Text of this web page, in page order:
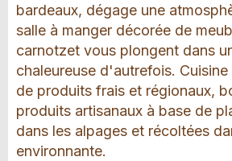
bardeaux, dégage une
salle à manger décorée de
carnotzet vous plongent dans
chaleureuse d'autrefois.
de produits frais et régionaux,
produits artisanaux à base de
dans les alpages et récoltées
environnante.